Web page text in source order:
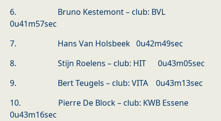
6. Bruno Kestemont – club: BVL
0u41m57sec
7. Hans Van Holsbeek 0u42m49sec
8. Stijn Roelens – club: HIT 0u43m05sec
9. Bert Teugels – club: VITA 0u43m13sec
10. Pierre De Block – club: KWB Essene
0u43m16sec